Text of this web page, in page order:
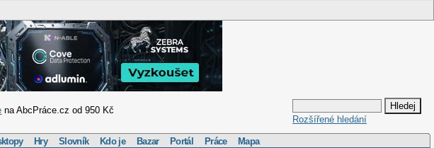
na AbcPráce.cz od 950 Kč
Rozšířené hledání
Hry Slovník Kdo je Bazar Portál Práce Mapa